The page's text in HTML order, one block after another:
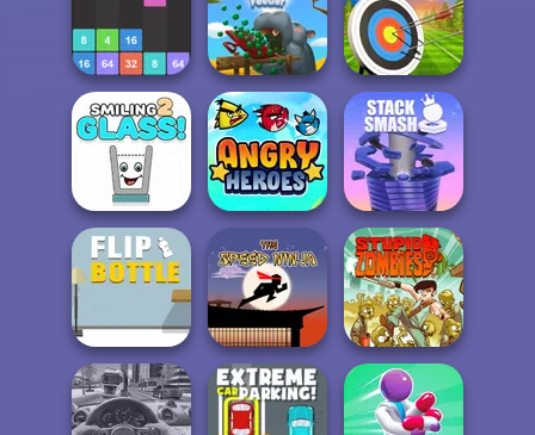
Battalion
Commander 1917
Gold Miner Jack
Five Nights at
Freddys 2
Drop The
Number
Zoo Feeder
Archery World
Tour
Smiling Glass 2 Angry Heroes Stack Smash